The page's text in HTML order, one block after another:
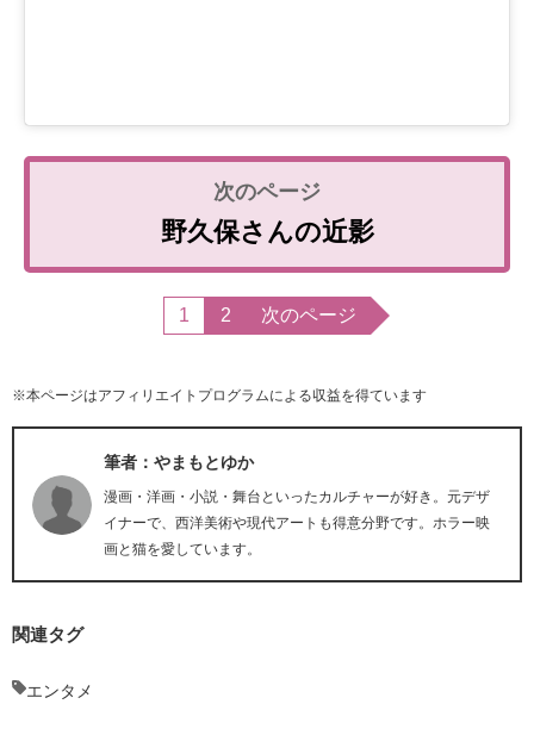
野久保さんの近影
1 2 次のページ
※本ページはアフィリエイトプログラムによる収益を得ています
筆者：やまもとゆか
漫画・洋画・小説・舞台といったカルチャーが好き。元デザ
イナーで、西洋美術や現代アートも得意分野です。ホラー映
画と猫を愛しています。
関連タグ
エンタメ